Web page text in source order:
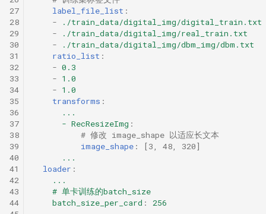
27
28
29
30
31
32
33
34
35
36
37
38
39
40
41
42
43
44
label_file_list :
-
./train_data/digital_img/digital_train.txt
-
./train_data/digital_img/real_train.txt
-
./train_data/digital_img/dbm_img/dbm.txt
ratio_list :
- 0.3
- 1.0
- 1.0
transforms :
...
- RecResizeImg :
# 修改 image_shape 以适应长文本
image_shape : [3, 48, 320]
...
loader :
...
# 单卡训练的batch_size
batch_size_per_card :
256